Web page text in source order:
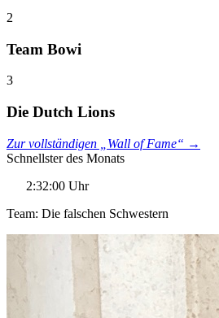
2
Team Bowi
3
Die Dutch Lions
Zur vollständigen „Wall of Fame“ →
Schnellster des Monats
2:32:00 Uhr
Team: Die falschen Schwestern